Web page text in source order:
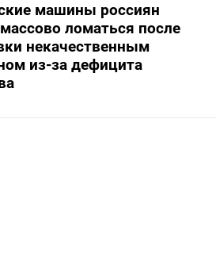
машины россиян
ломаться после
некачественным
из-за дефицита